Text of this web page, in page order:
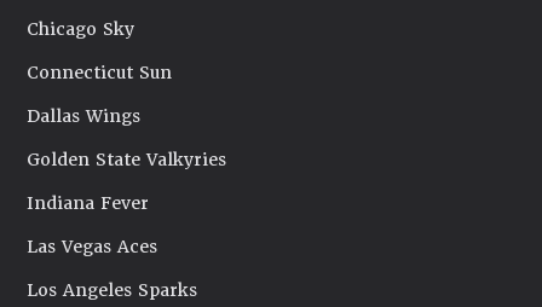
Chicago Sky
Connecticut Sun
Dallas Wings
Golden State Valkyries
Indiana Fever
Las Vegas Aces
Los Angeles Sparks